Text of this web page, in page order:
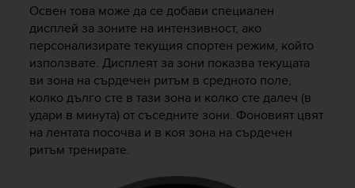
Освен това може да се добави специален
дисплей за зоните на интензивност, ако
персонализирате текущия спортен режим, който
използвате. Дисплеят за зони показва текущата
ви зона на сърдечен ритъм в средното поле,
колко дълго сте в тази зона и колко сте далеч (в
удари в минута) от съседните зони. Фоновият цвят
на лентата посочва и в коя зона на сърдечен
ритъм тренирате.